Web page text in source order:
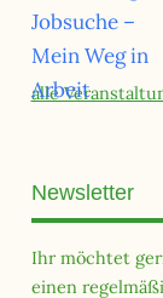
alle
Newsletter
Ihr möchtet
einen